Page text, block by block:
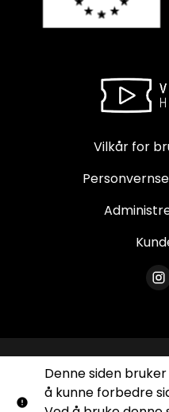
Denne siden
å kunne forbedre
Vilkår for
Ingen deler av dette
uten